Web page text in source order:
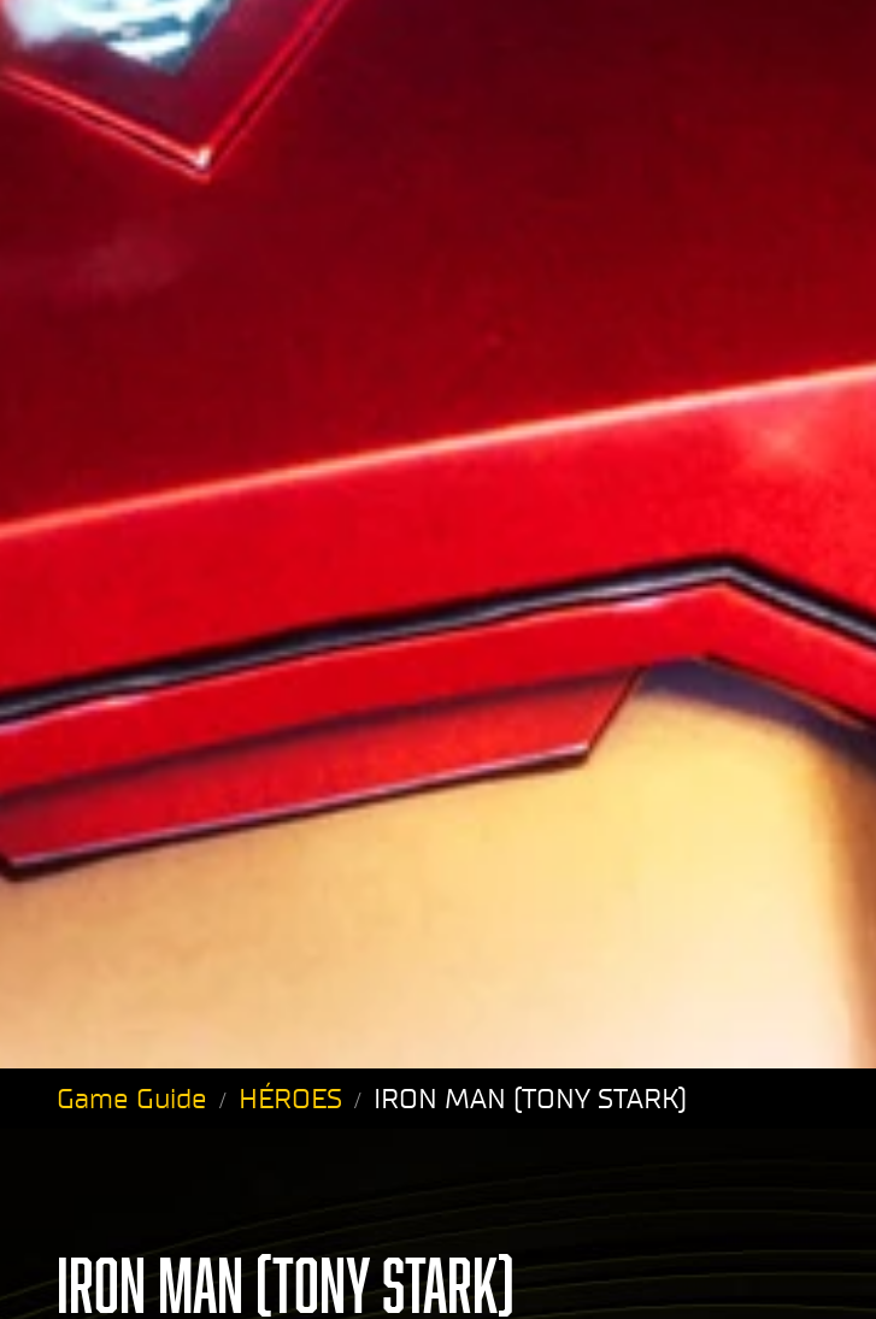
Game Guide HÉROES IRON MAN (TONY STARK)
IRON MAN (TONY STARK)